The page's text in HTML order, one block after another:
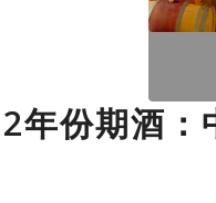
年份期酒：